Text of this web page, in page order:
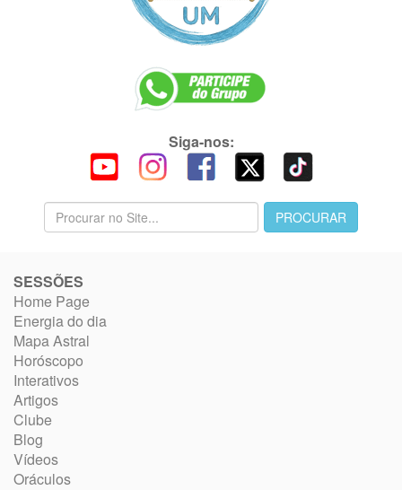
Siga-nos:
SESSÕES
Home Page
Energia do dia
Mapa Astral
Horóscopo
Interativos
Artigos
Clube
Blog
Vídeos
Oráculos